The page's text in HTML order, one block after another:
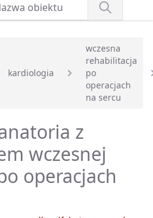
kardiologia
wczesna
rehabilitacja
po
operacjach
na sercu
z
wczesnej
operacjach